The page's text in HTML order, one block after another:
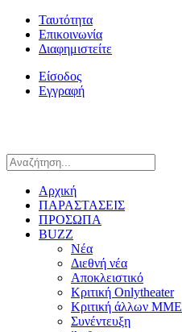
Ταυτότητα
Επικοινωνία
Διαφημιστείτε
Είσοδος
Εγγραφή
Αρχική
ΠΑΡΑΣΤΑΣΕΙΣ
ΠΡΟΣΩΠΑ
BUZZ
Νέα
Διεθνή νέα
Αποκλειστικό
Κριτική Onlytheater
Κριτική άλλων ΜΜΕ
Συνέντευξη